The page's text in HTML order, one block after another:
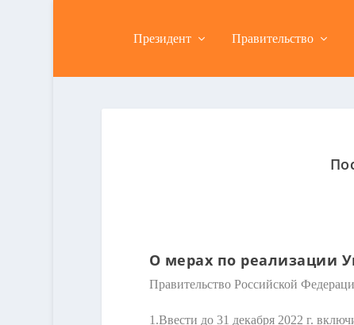
Президент Правительство
О мерах по реализации
Правительство Российской
1.Ввести до 31 декабря 2022 г.